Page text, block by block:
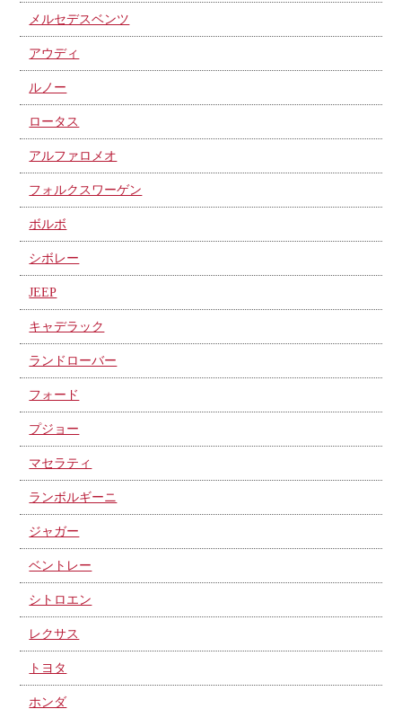
メルセデスベンツ
アウディ
ルノー
ロータス
アルファロメオ
フォルクスワーゲン
ボルボ
シボレー
JEEP
キャデラック
ランドローバー
フォード
プジョー
マセラティ
ランボルギーニ
ジャガー
ベントレー
シトロエン
レクサス
トヨタ
ホンダ